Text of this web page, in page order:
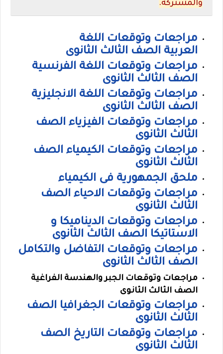
والمشتركة.
مراجعات وتوقعات اللغة
العربية الصف الثالث الثانوى
مراجعات وتوقعات اللغة الفرنسية
الصف الثالث الثانوى
مراجعات وتوقعات اللغة الانجليزية
الصف الثالث الثانوى
مراجعات وتوقعات الفيزياء الصف
الثالث الثانوى
مراجعات وتوقعات الكيمياء الصف
الثالث الثانوى
ملحق الجمهورية فى الكيمياء
مراجعات وتوقعات الاحياء الصف
الثالث الثانوى
مراجعات وتوقعات الديناميكا و
الاستاتيكا الصف الثالث الثانوى
مراجعات وتوقعات التفاضل والتكامل
الصف الثالث الثانوى
مراجعات وتوقعات الجبر والهندسة الفراغية
الصف الثالث الثانوى
مراجعات وتوقعات الجغرافيا الصف
الثالث الثانوى
مراجعات وتوقعات التاريخ الصف
الثالث الثانوى